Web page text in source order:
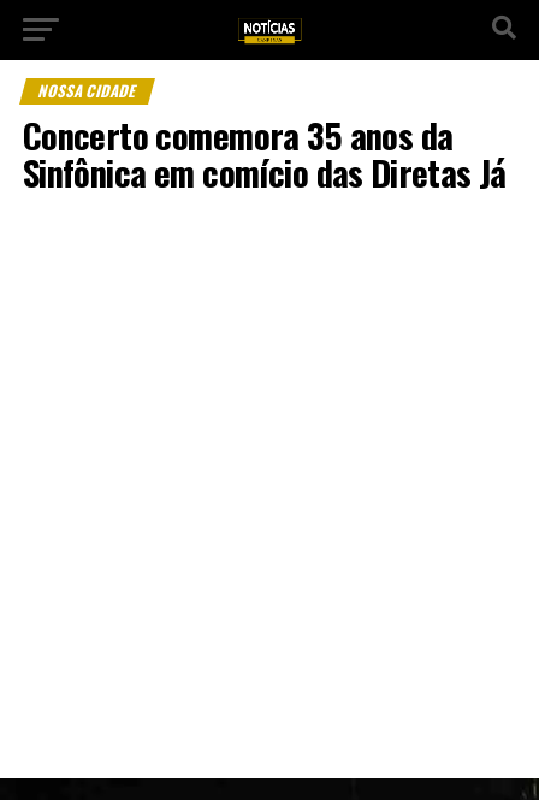
NOSSA CIDADE
Concerto comemora 35 anos da
Sinfônica em comício das Diretas Já